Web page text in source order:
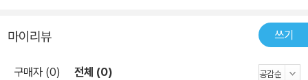
마이리뷰 쓰기
구매자 (0) 전체 (0)